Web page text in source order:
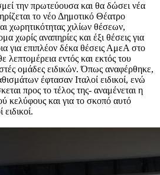
την πρωτεύουσα και θα δώσει νέα
το νέο Δημοτικό Θέατρο
χωρητικότητας χιλίων θέσεων,
χωρίς αναπηρίες και έξι θέσεις για
για επιπλέον δέκα θέσεις ΑμεΑ στο
λεπτομέρεια εντός και εκτός του
ομάδες ειδικών. Όπως αναφέρθηκε,
έφτασαν Ιταλοί ειδικοί, ενώ
προς το τέλος της- αναμένεται η
κελύφους και για το σκοπό αυτό